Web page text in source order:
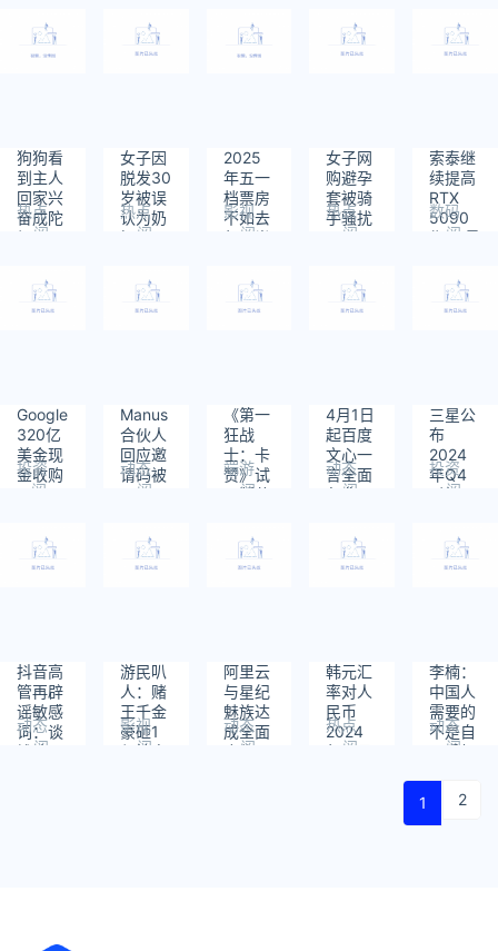
343
322
325
242
狗狗看
到主人
回家兴
奋成陀
螺
热点
阅
272
女子因
脱发30
岁被误
认为奶
奶
热点
阅
333
2025
年五一
档票房
不如去
年一半
影视
阅
女子网
购避孕
套被骑
手骚扰
热点
阅
365
索泰继
续提高
RTX
5090
售价 最
相较于
初始价
格已经
数码
阅
418
Google
320亿
美金现
金收购
Wiz
投资
阅
2302
Manus
合伙人
回应邀
请码被
炒至5
价：从
未开设
任何付
动态
阅
306
《第一
狂战
士：卡
赞》试
玩版获
好评率
90%
端游
阅
4月1日
起百度
文心一
言全面
免费！
费方案
公布
动态
阅
440
三星公
布
2024
年Q4
财报：
亿元 不
及市场
预期
投资
阅
394
抖音高
管再辟
谣敏感
词：谈
钱谈死
动态
阅
游民叭
人：赌
王千金
豪砸1
亿拍电
影视
阅
阿里云
与星纪
魅族达
成全面
合作！
动态
阅
韩元汇
率对人
民币
2024
年11月
热点
阅
李楠：
中国人
需要的
不是自
研手机
全国产
微信
动态
阅
487
1 2